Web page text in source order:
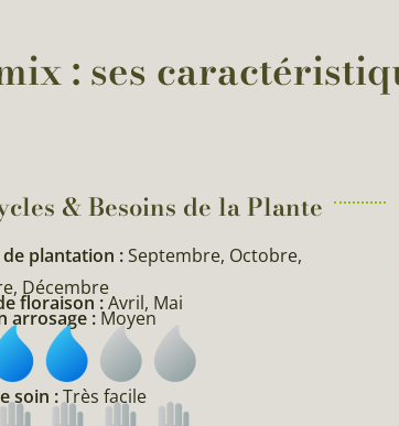
: ses
& Besoins de la Plante​
plantation :Septembre, Octobre,
Décembre
floraison :Avril, Mai
arrosage : Moyen
soin :Très facile